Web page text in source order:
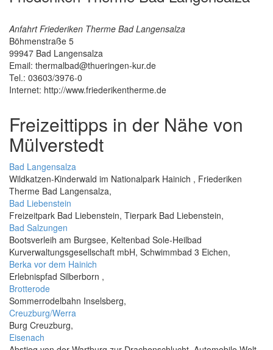
Anfahrt Friederiken Therme Bad Langensalza
Böhmenstraße 5
99947 Bad Langensalza
Email: thermalbad@thueringen-kur.de
Tel.: 03603/3976-0
Internet: http://www.friederikentherme.de
Freizeittipps in der Nähe von
Mülverstedt
Bad Langensalza
Wildkatzen-Kinderwald im Nationalpark Hainich , Friederiken
Therme Bad Langensalza,
Bad Liebenstein
Freizeitpark Bad Liebenstein, Tierpark Bad Liebenstein,
Bad Salzungen
Bootsverleih am Burgsee, Keltenbad Sole-Heilbad
Kurverwaltungsgesellschaft mbH, Schwimmbad 3 Eichen,
Berka vor dem Hainich
Erlebnispfad Silberborn ,
Brotterode
Sommerrodelbahn Inselsberg,
Creuzburg/Werra
Burg Creuzburg,
Eisenach